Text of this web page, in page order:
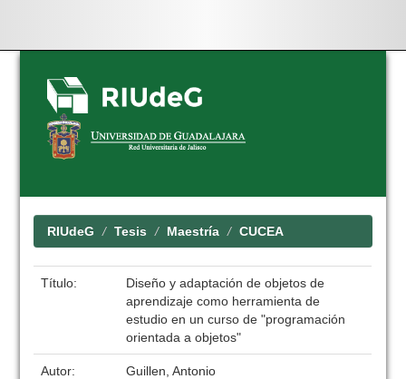
Skip
navigation
RIUdeG Tesis Maestría CUCEA
Título:
Diseño y adaptación de objetos de
aprendizaje como herramienta de
estudio en un curso de "programación
orientada a objetos"
Autor: Guillen, Antonio